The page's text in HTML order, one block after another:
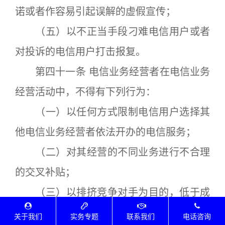
诺或者作容易引起误解的虚假宣传；
（五）以不正当手段刁难电信用户或者
对投诉的电信用户打击报复。
第四十一条 电信业务经营者在电信业务
经营活动中，不得有下列行为：
（一）以任何方式限制电信用户选择其
他电信业务经营者依法开办的电信服务；
（二）对其经营的不同业务进行不合理
的交叉补贴；
（三）以排挤竞争对手为目的，低于成
本提供电信业务或者服务，进行不正当竞
关于我们 实务专题 联系我们 电话咨询